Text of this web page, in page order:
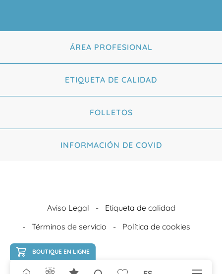
BOUTIQUE EN LIGNE
ÁREA PROFESIONAL
ETIQUETA DE CALIDAD
FOLLETOS
INFORMACIÓN DE COVID
Aviso Legal
Etiqueta de calidad
Términos de servicio
Política de cookies